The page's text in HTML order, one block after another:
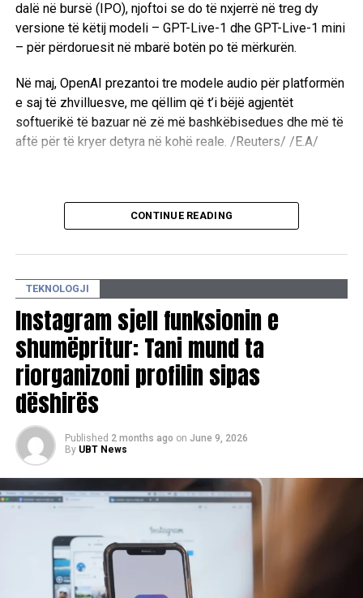
dalë në bursë (IPO), njoftoi se do të nxjerrë në treg dy
versione të këtij modeli – GPT-Live-1 dhe GPT-Live-1 mini
– për përdoruesit në mbarë botën po të mërkurën.
Në maj, OpenAI prezantoi tre modele audio për platformën
e saj të zhvilluesve, me qëllim që t’i bëjë agjentët
softuerikë të bazuar në zë më bashkëbisedues dhe më të
aftë për të kryer detyra në kohë reale. /Reuters/ /E.A/
CONTINUE READING
TEKNOLOGJI
Instagram sjell funksionin e
shumëpritur: Tani mund ta
riorganizoni profilin sipas
dëshirës
Published 2 months ago on June 9, 2026
By UBT News